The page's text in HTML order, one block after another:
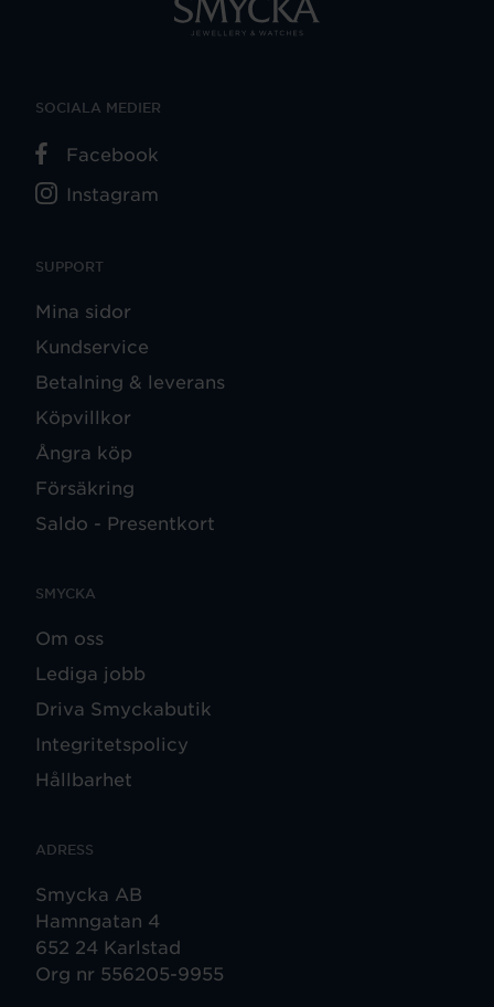
SUPPORT
Mina sidor
Kundservice
Betalning & leverans
Köpvillkor
Ångra köp
Försäkring
Saldo - Presentkort
SMYCKA
Om oss
Lediga jobb
Driva Smyckabutik
Integritetspolicy
Hållbarhet
ADRESS
Smycka AB
Hamngatan 4
652 24 Karlstad
Org nr 556205-9955
SOCIALA MEDIER
Facebook
Instagram